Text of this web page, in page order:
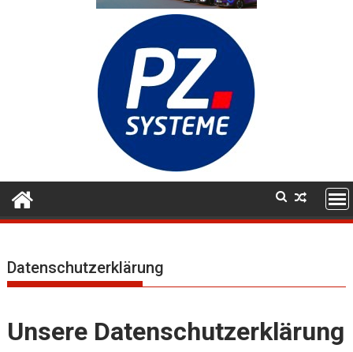
Datenschutzerklärung
Unsere Datenschutzerklärung